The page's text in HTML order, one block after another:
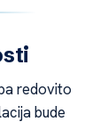
redovito
bude